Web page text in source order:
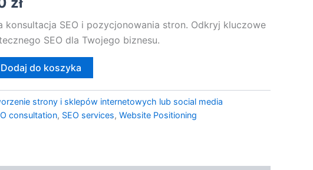
konsultacja SEO i pozycjonowania stron. Odkryj kluczowe
SEO dla Twojego biznesu.
Dodaj do koszyka
strony i sklepów internetowych lub social media
consultation, SEO services, Website Positioning